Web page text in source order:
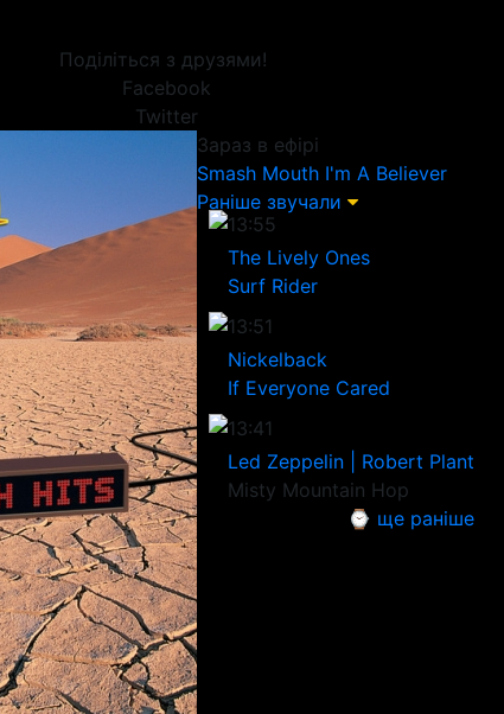
Поділіться з друзями!
Facebook
Twitter
Зараз в ефірі
Smash Mouth I'm A Believer
Раніше звучали
13:55
The Lively Ones
Surf Rider
13:51
Nickelback
If Everyone Cared
13:41
Led Zeppelin | Robert Plant
Misty Mountain Hop
⌚ ще раніше